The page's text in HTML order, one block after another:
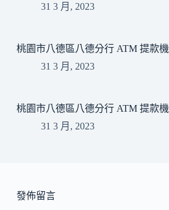
31 3 月, 2023
桃園市八德區八德分行 ATM 提款機
31 3 月, 2023
桃園市八德區八德分行 ATM 提款機
31 3 月, 2023
發佈留言